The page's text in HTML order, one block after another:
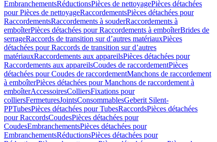
EmbranchementsRéductionsPièces de nettoyagePièces détachées
pour Pièces de nettoyageRaccordementsPièces détachées pour
RaccordementsRaccordements à souderRaccordements à
emboîterPièces détachées pour Raccordements à emboîterBrides de
serrageRaccords de transition sur d’autres matériauxPièces
détachées pour Raccords de transition sur d’autres
matériauxRaccordements aux appareilsPièces détachées pour
Raccordements aux appareilsCoudes de raccordementPièces
détachées pour Coudes de raccordementManchons de raccordement
à emboîterPièces détachées pour Manchons de raccordement à
emboîterAccessoiresColliersFixations pour
colliersFermeturesJointsConsommablesGeberit Silent-
PPTubesPièces détachées pour TubesRaccordsPièces détachées
pour RaccordsCoudesPièces détachées pour
CoudesEmbranchementsPièces détachées pour
EmbranchementsRéductionsPièces détachées pour